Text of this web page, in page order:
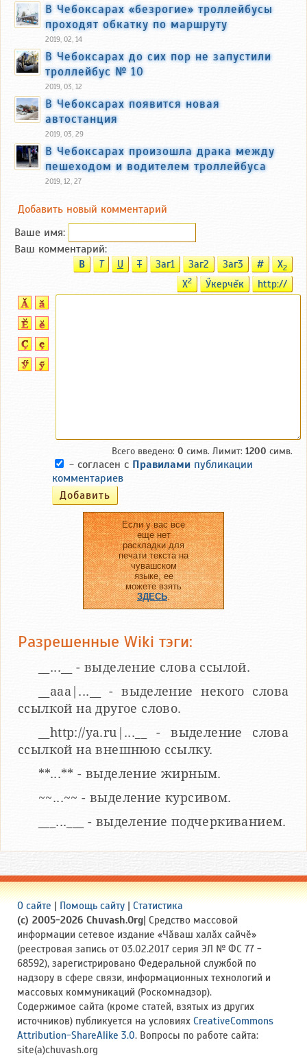
В Чебоксарах «безрогие» троллейбусы
проходят обкатку по маршруту
2019, 02, 14
В Чебоксарах до сих пор не запустили
троллейбус № 10
2019, 03, 12
В Чебоксарах появится новая
автостанция
2019, 03, 29
В Чебоксарах произошла драка между
пешеходом и водителем троллейбуса
2019, 12, 27
Добавить новый комментарий
Ваше имя:
Ваш комментарий:
B T U T Заг1 Заг2 Заг3 # X2
X2 Ӳкерчĕк http://
Всего введено: 0 симв. Лимит: 1200 симв.
- согласен с Правилами публикации
комментариев
Если у вас все
еще нет
раскладки для
печати текста на
чувашском
языке, ее
можете взять
ЗДЕСЬ.
Разрешенные Wiki тэги:
__...__ - выделение слова ссылой.
__aaa|...__ - выделение некого слова
ссылкой на другое слово.
__http://ya.ru|...__ - выделение слова
ссылкой на внешнюю ссылку.
**...** - выделение жирным.
~~...~~ - выделение курсивом.
___...___ - выделение подчеркиванием.
О сайте Помощь сайту
Статистика
(c) 2005-2026 Chuvash.Org | Средство массовой
информации сетевое издание «Чӑваш халӑх сайчӗ»
(реестровая запись от 03.02.2017 серия ЭЛ № ФС 77 -
68592), зарегистрировано Федеральной службой по
надзору в сфере связи, информационных технологий и
массовых коммуникаций (Роскомнадзор).
Содержимое сайта (кроме статей, взятых из других
источников) публикуется на условиях CreativeCommons
Attribution-ShareAlike 3.0. Вопросы по работе сайта:
site(a)chuvash.org